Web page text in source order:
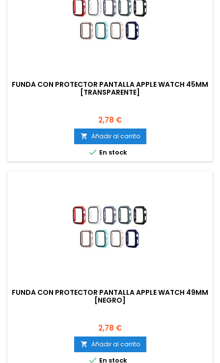
FUNDA CON PROTECTOR PANTALLA APPLE WATCH 45MM
[TRANSPARENTE]
Precio
2,78 €
 Añadir al carrito
 En stock
FUNDA CON PROTECTOR PANTALLA APPLE WATCH 49MM
[NEGRO]
Precio
2,78 €
 Añadir al carrito
 En stock